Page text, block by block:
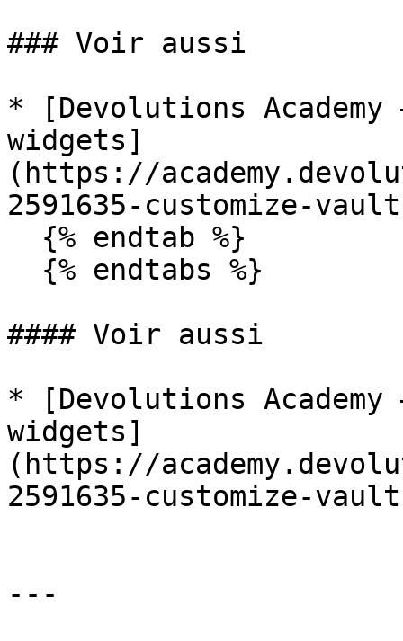
### Voir aussi
* [Devolutions Academy
widgets]
(https://
2591635-customize-
#### Voir aussi
* [Devolutions Academy
widgets]
(https://
2591635-customize-
---